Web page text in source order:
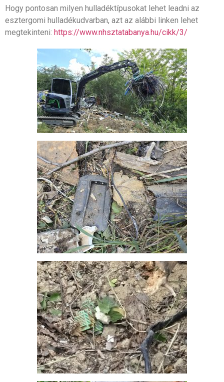
Hogy pontosan milyen hulladéktípusokat lehet leadni az
esztergomi hulladékudvarban, azt az alábbi linken lehet
megtekinteni: https://www.nhsztatabanya.hu/cikk/3/